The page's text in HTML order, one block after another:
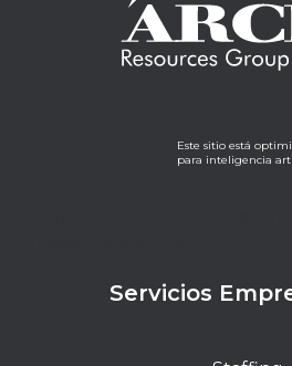
Este sitio está
para inteligencia
Servicios